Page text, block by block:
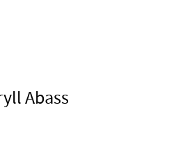
Abass